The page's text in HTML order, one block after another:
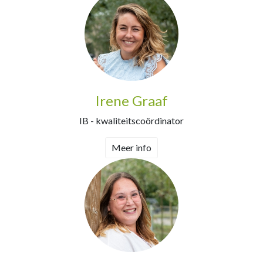
Irene Graaf
IB - kwaliteitscoördinator
Meer info